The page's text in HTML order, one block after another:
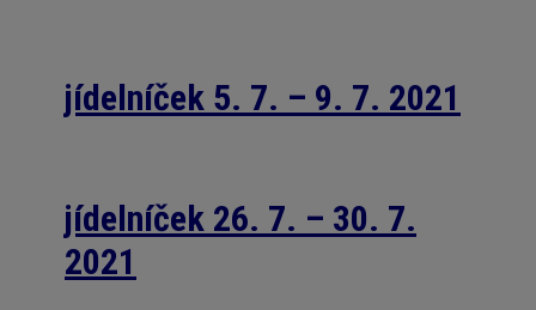
jídelníček 5. 7. – 9. 7. 2021
jídelníček 26. 7. – 30. 7.
2021